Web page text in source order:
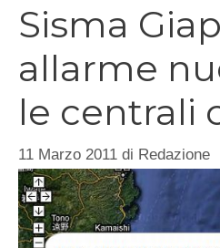
Sisma
allarme
le centrali
11 Marzo 2011 di Redazione